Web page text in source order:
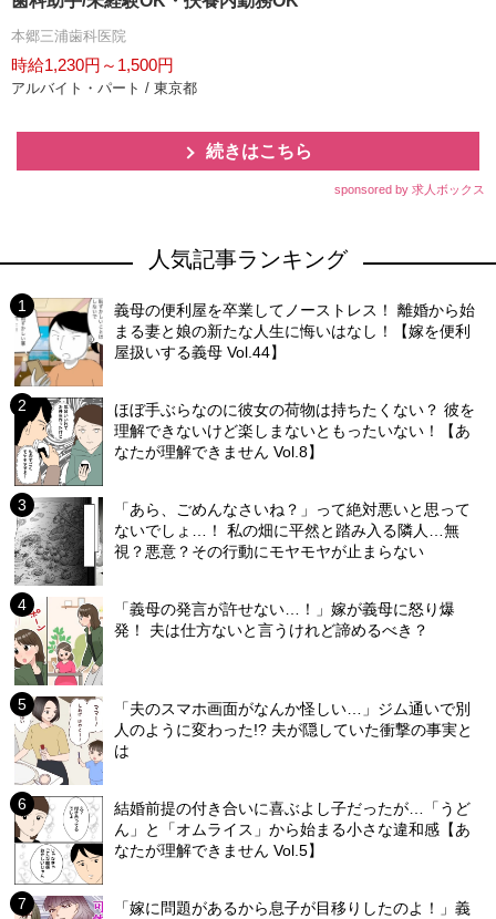
本郷三浦歯科医院
時給1,230円～1,500円
アルバイト・パート / 東京都
続きはこちら
sponsored by 求人ボックス
人気記事ランキング
義母の便利屋を卒業してノーストレス！ 離婚から始
まる妻と娘の新たな人生に悔いはなし！【嫁を便利
屋扱いする義母 Vol.44】
ほぼ手ぶらなのに彼女の荷物は持ちたくない？ 彼を
理解できないけど楽しまないともったいない！【あ
なたが理解できません Vol.8】
「あら、ごめんなさいね？」って絶対悪いと思って
ないでしょ…！ 私の畑に平然と踏み入る隣人…無
視？悪意？その行動にモヤモヤが止まらない
「義母の発言が許せない…！」嫁が義母に怒り爆
発！ 夫は仕方ないと言うけれど諦めるべき？
「夫のスマホ画面がなんか怪しい…」ジム通いで別
人のように変わった!? 夫が隠していた衝撃の事実と
は
結婚前提の付き合いに喜ぶよし子だったが…「うど
ん」と「オムライス」から始まる小さな違和感【あ
なたが理解できません Vol.5】
「嫁に問題があるから息子が目移りしたのよ！」義